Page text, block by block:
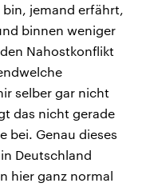
bin, jemand erfährt,
binnen weniger
Nahostkonflikt
selber gar nicht
das nicht gerade
bei. Genau dieses
Deutschland
hier ganz normal